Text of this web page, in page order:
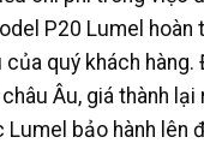
P20 Lumel hoàn
quý khách hàng.
Âu, giá thành lại
bảo hành lên